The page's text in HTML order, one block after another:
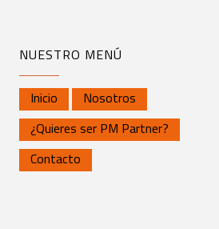
NUESTRO MENÚ
Inicio
Nosotros
¿Quieres ser PM Partner?
Contacto